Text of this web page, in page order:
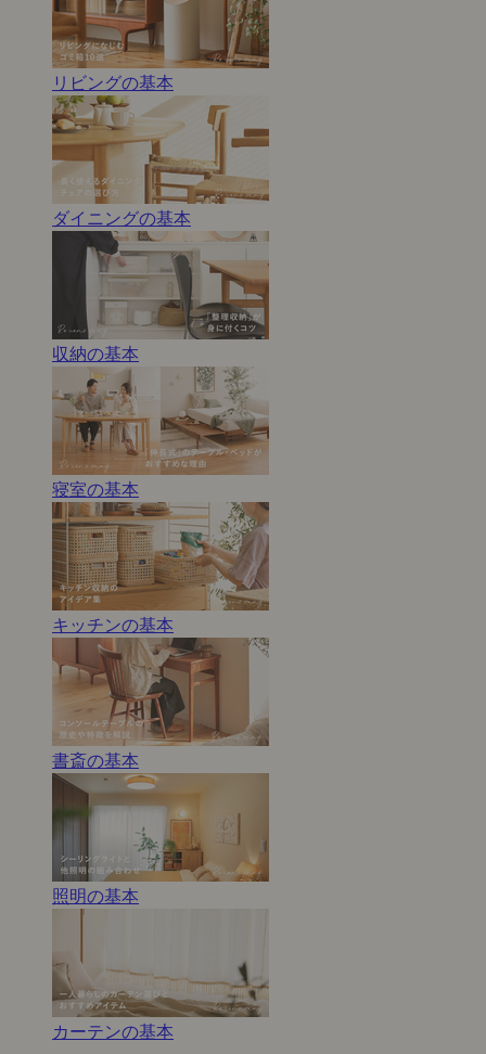
リビングの基本
ダイニングの基本
収納の基本
寝室の基本
キッチンの基本
書斎の基本
照明の基本
カーテンの基本